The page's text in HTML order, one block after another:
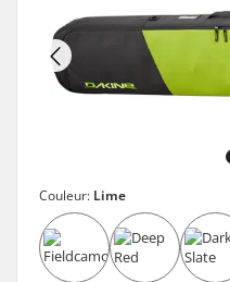
Couleur: Lime